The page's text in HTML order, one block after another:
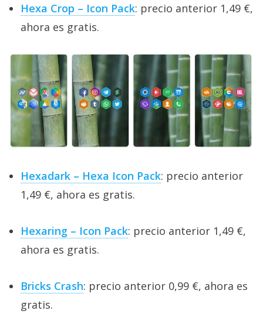
Hexa Crop – Icon Pack: precio anterior 1,49 €,
ahora es gratis.
Hexadark – Hexa Icon Pack: precio anterior
1,49 €, ahora es gratis.
Hexaring – Icon Pack: precio anterior 1,49 €,
ahora es gratis.
Bricks Crash: precio anterior 0,99 €, ahora es
gratis.